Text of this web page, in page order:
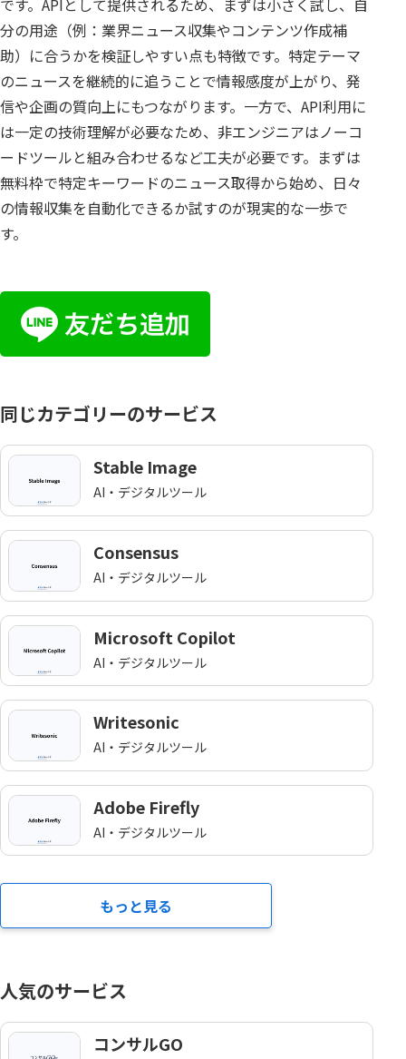
です。APIとして提供されるため、まずは小さく試し、自
分の用途（例：業界ニュース収集やコンテンツ作成補
助）に合うかを検証しやすい点も特徴です。特定テーマ
のニュースを継続的に追うことで情報感度が上がり、発
信や企画の質向上にもつながります。一方で、API利用に
は一定の技術理解が必要なため、非エンジニアはノーコ
ードツールと組み合わせるなど工夫が必要です。まずは
無料枠で特定キーワードのニュース取得から始め、日々
の情報収集を自動化できるか試すのが現実的な一歩で
す。
同じカテゴリーのサービス
Stable Image
AI・デジタルツール
Consensus
AI・デジタルツール
Microsoft Copilot
AI・デジタルツール
Writesonic
AI・デジタルツール
Adobe Firefly
AI・デジタルツール
もっと見る
人気のサービス
コンサルGO